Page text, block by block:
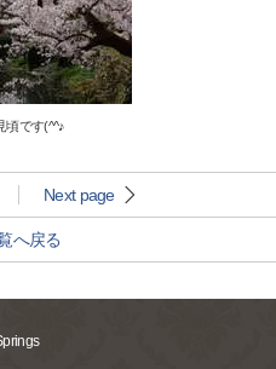
頃です(^^♪
Next page
へ戻る